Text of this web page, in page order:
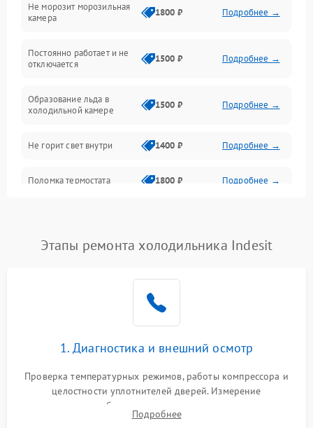
Дренаж
Не морозит морозильная
камера
1800 ₽ Подробнее →
Постоянно работает и не
отключается
1500 ₽ Подробнее →
Образование льда в
холодильной камере
1500 ₽ Подробнее →
Не горит свет внутри 1400 ₽ Подробнее →
Поломка термостата 1800 ₽ Подробнее →
Поломка системы No Frost 2600 ₽ Подробнее →
работе
2000 ₽ Подробнее →
1000 ₽
Этапы ремонта холодильника Indesit
1. Диагностика и внешний осмотр
Проверка температурных режимов, работы компрессора и
целостности уплотнителей дверей. Измерение
сопротивления обмоток мотора, проверка термостата и
считывание кодов ошибок с электронного дисплея.
Подробнее